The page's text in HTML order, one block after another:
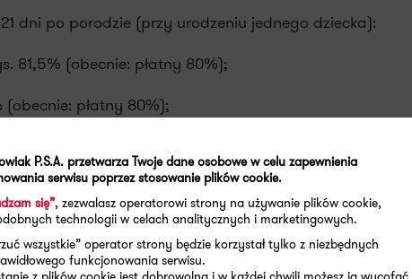
dni po porodzie (przy urodzeniu jednego dziecka):
81,5% (obecnie: płatny 80%);
płatny 80%);
(9 tygodni) – płatny 70% (obecnie: nie
po porodzie (przy urodzeniu jednego dziecka):
obecnie);
P.S.A. przetwarza Twoje dane osobowe w celu zapewnienia
serwisu poprzez stosowanie plików cookie.
się”, zezwalasz operatorowi strony na używanie plików cookie,
technologii w celach analitycznych i marketingowych.
wszystkie” operator strony będzie korzystał tylko z niezbędnych
funkcjonowania serwisu.